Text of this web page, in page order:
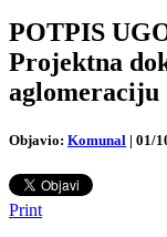
POTPIS
Projektna
aglomeraciju
Objavio: Komunal | 01/
Print